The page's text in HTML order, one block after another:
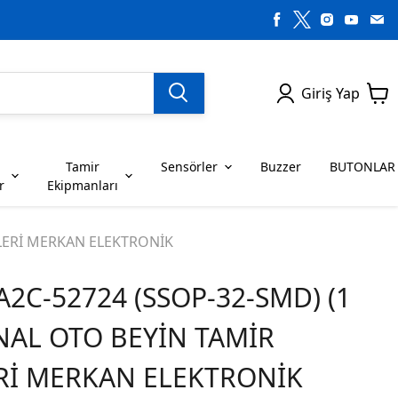
Giriş Yap
SENSÖRLER
SERİSİ ENTEGRELER
ENTEGRELER G SERİSİ ENTEGRELER
ENTEGRELER K SERİSİ ENTEGRELER
Dirençler
Tamir
Ekipmanları
Sensörler Buzzer BUTONLAR
MERKAN ELEKTRONİK
52724 (SSOP-32-SMD) (1
OTO BEYİN TAMİR
MERKAN ELEKTRONİK